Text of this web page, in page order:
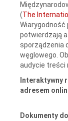
(The
Wiarygodność
potwierdzają
sporządzenia
węglowego.
audycie treści
Interaktywny
adresem
Dokumenty